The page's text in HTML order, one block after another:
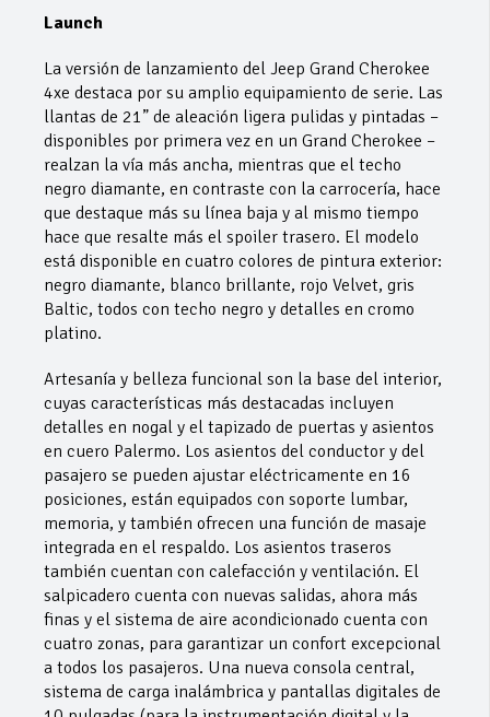
Launch
La versión de lanzamiento del Jeep Grand Cherokee
4xe destaca por su amplio equipamiento de serie. Las
llantas de 21” de aleación ligera pulidas y pintadas –
disponibles por primera vez en un Grand Cherokee –
realzan la vía más ancha, mientras que el techo
negro diamante, en contraste con la carrocería, hace
que destaque más su línea baja y al mismo tiempo
hace que resalte más el spoiler trasero. El modelo
está disponible en cuatro colores de pintura exterior:
negro diamante, blanco brillante, rojo Velvet, gris
Baltic, todos con techo negro y detalles en cromo
platino.
Artesanía y belleza funcional son la base del interior,
cuyas características más destacadas incluyen
detalles en nogal y el tapizado de puertas y asientos
en cuero Palermo. Los asientos del conductor y del
pasajero se pueden ajustar eléctricamente en 16
posiciones, están equipados con soporte lumbar,
memoria, y también ofrecen una función de masaje
integrada en el respaldo. Los asientos traseros
también cuentan con calefacción y ventilación. El
salpicadero cuenta con nuevas salidas, ahora más
finas y el sistema de aire acondicionado cuenta con
cuatro zonas, para garantizar un confort excepcional
a todos los pasajeros. Una nueva consola central,
sistema de carga inalámbrica y pantallas digitales de